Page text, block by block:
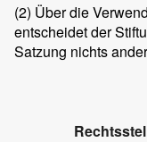
(2) Über die
entscheidet der
Satzung nichts